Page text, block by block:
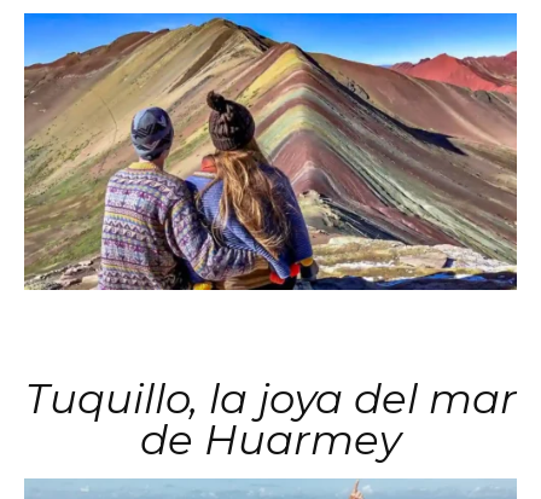
Tuquillo, la joya del mar
de Huarmey